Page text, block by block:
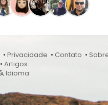
• Privacidade • Contato •
• Artigos
Idioma